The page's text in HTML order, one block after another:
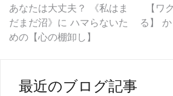
投
稿
ビ
あなたは大丈夫？ 《私はま
だまだ沼》に ハマらないた
めの【心の棚卸し】
【ワ
る】
最近のブログ記事